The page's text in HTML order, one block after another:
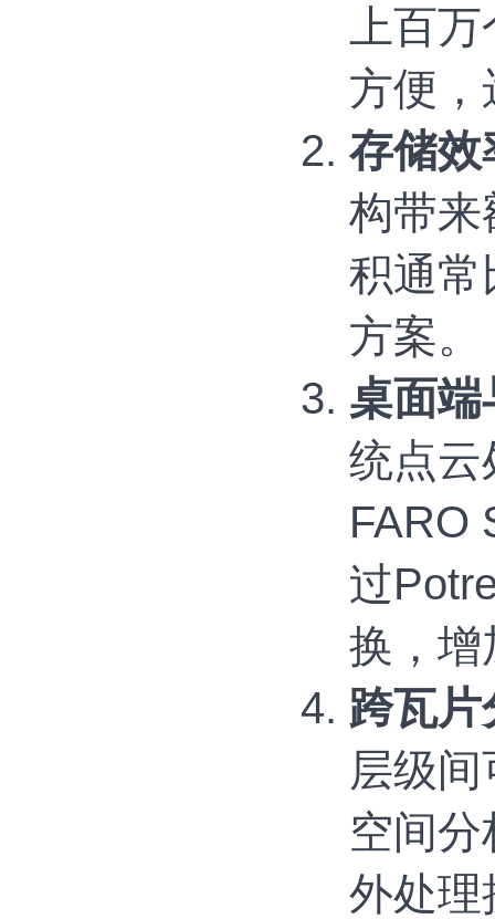
上百
方便，
存储效
构带来
积通常
方案。
桌面端
统点云
FARO
过
换，增
跨瓦
层级
空间
外处理